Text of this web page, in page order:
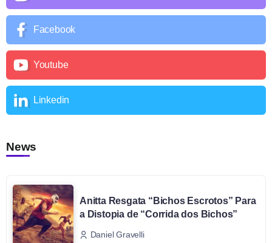
Facebook
Youtube
Linkedin
News
Anitta Resgata “Bichos Escrotos” Para
a Distopia de “Corrida dos Bichos”
Daniel Gravelli